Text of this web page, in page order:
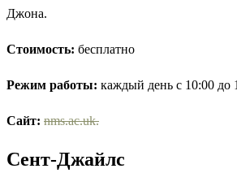
Джона.
Стоимость: бесплатно
Режим работы: каждый день с 10:00 до
Сайт: nms.ac.uk.
Сент-Джайлс